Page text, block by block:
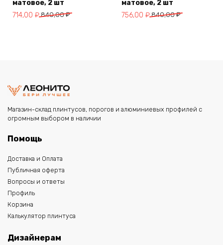
матовое, 2 шт
840,00₽
Первоначальная
714,00 ₽
Текущая
матовое, 2 шт
840,00₽
Первоначальная
756,00 ₽
Текущая
Магазин-склад плинтусов, порогов и алюминиевых профилей с
огромным выбором в наличии
Помощь
Доставка и Оплата
Публичная оферта
Вопросы и ответы
Профиль
Корзина
Калькулятор плинтуса
Дизайнерам